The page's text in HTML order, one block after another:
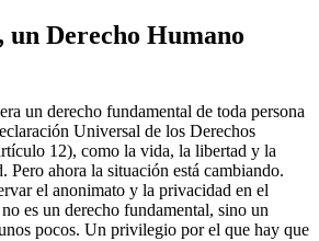
Derecho Humano
un derecho fundamental de toda persona
Universal de los Derechos
12), como la vida, la libertad y la
Pero ahora la situación está cambiando.
el anonimato y la privacidad en el
es un derecho fundamental, sino un
pocos. Un privilegio por el que hay que